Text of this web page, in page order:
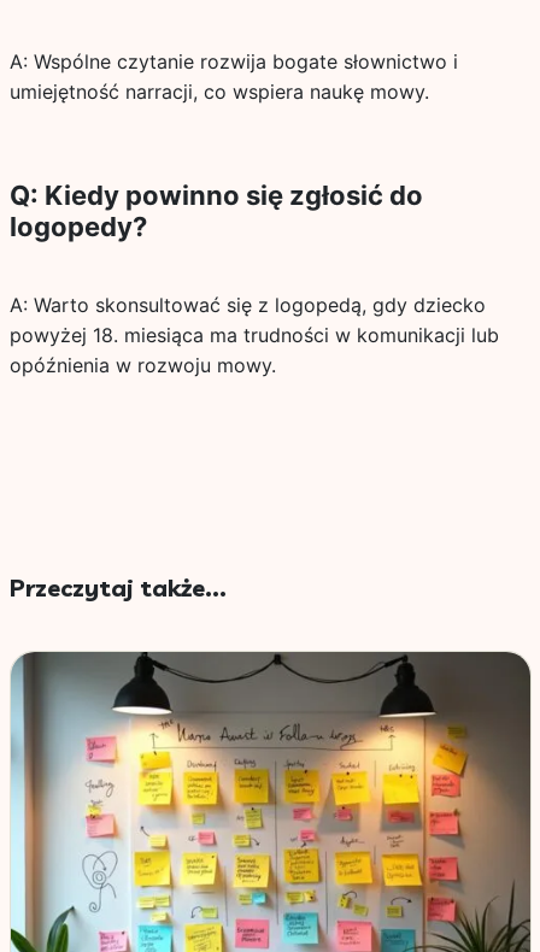
A: Wspólne czytanie rozwija bogate słownictwo i
umiejętność narracji, co wspiera naukę mowy.
Q: Kiedy powinno się zgłosić do
logopedy?
A: Warto skonsultować się z logopedą, gdy dziecko
powyżej 18. miesiąca ma trudności w komunikacji lub
opóźnienia w rozwoju mowy.
Przeczytaj także...